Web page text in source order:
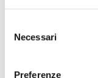
delNecessari
Preferenze